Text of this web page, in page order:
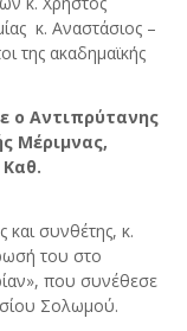
κ. Αναστάσιος –
της ακαδημαϊκής
ο Αντιπρύτανης
Μέριμνας,
και συνθέτης, κ.
του στο
που συνέθεσε
Σολωμού.